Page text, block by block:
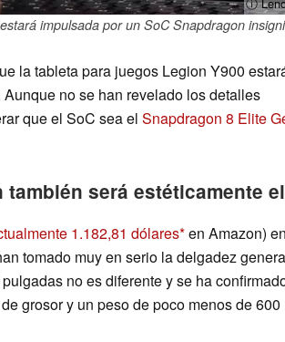
impulsada por un SoC Snapdragon
la tableta para juegos Legion Y900
no se han revelado los detalles
que el SoC sea el Snapdragon 8 Elite
será estéticamente
1.182,81 dólares en Amazon)
tomado muy en serio la delgadez
no es diferente y se ha
grosor y un peso de poco menos de 600